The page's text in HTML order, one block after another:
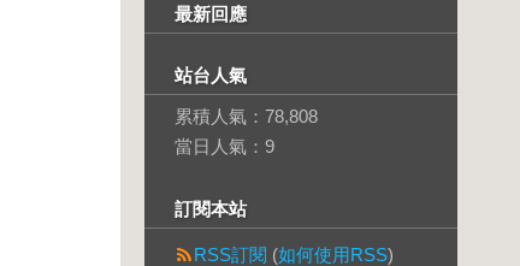
最新回應
站台人氣
累積人氣： 78,808
當日人氣： 9
訂閱本站
RSS訂閱 (如何使用RSS)